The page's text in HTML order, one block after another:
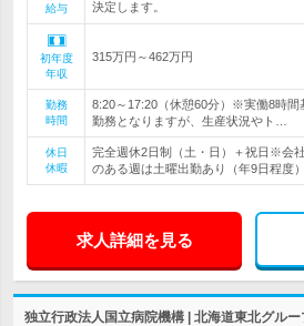
給与
決定します。
初年度
年収
315万円～462万円
勤務
時間
8:20～17:20（休憩60分）※実働8時間
勤務となりますが、生産状況やト…
休日
休暇
完全週休2日制（土・日）＋祝日※会
のある週は土曜出勤あり（年9日程度
求人詳細を見る
独立行政法人国立病院機構 | 北海道東北グル